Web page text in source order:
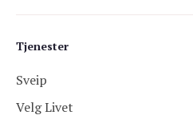
Tjenester
Sveip
Velg Livet